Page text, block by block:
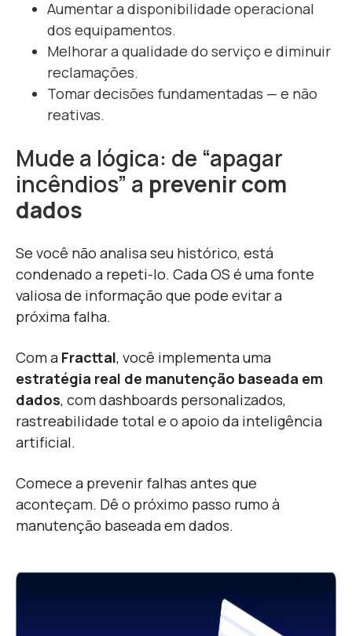
Aumentar a disponibilidade operacional
dos equipamentos.
Melhorar a qualidade do serviço e diminuir
reclamações.
Tomar decisões fundamentadas — e não
reativas.
Mude a lógica: de “apagar
incêndios” a prevenir com
dados
Se você não analisa seu histórico, está
condenado a repeti-lo. Cada OS é uma fonte
valiosa de informação que pode evitar a
próxima falha.
Com a Fracttal, você implementa uma
estratégia real de manutenção baseada em
dados, com dashboards personalizados,
rastreabilidade total e o apoio da inteligência
artificial.
Comece a prevenir falhas antes que
aconteçam. Dê o próximo passo rumo à
manutenção baseada em dados.